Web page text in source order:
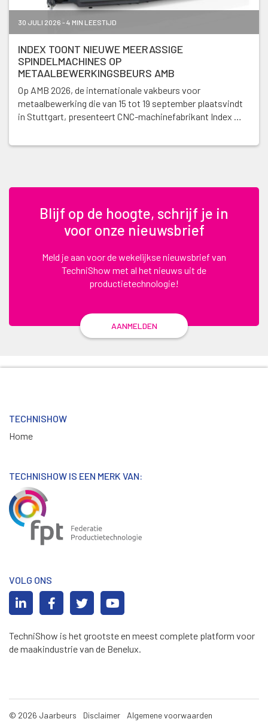
30 JULI 2026 - 4 MIN LEESTIJD
INDEX TOONT NIEUWE MEERASSIGE
SPINDELMACHINES OP
METAALBEWERKINGSBEURS AMB
Op AMB 2026, de internationale vakbeurs voor
metaalbewerking die van 15 tot 19 september plaatsvindt
in Stuttgart, presenteert CNC-machinefabrikant Index …
Blijf op de hoogte, schrijf je in
voor onze nieuwsbrief
Meld je aan voor de wekelijkse nieuwsbrief van
TechniShow met al het nieuws uit de
productietechnologie!
AANMELDEN
TECHNISHOW
Home
TECHNISHOW IS EEN MERK VAN:
VOLG ONS
TechniShow is het grootste en meest complete platform voor
de maakindustrie van de Benelux.
© 2026 Jaarbeurs Disclaimer
Algemene voorwaarden